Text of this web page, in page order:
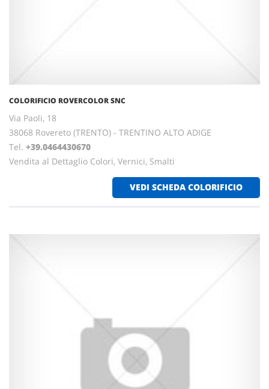
COLORIFICIO ROVERCOLOR SNC
Via Paoli, 18
38068 Rovereto (TRENTO) - TRENTINO ALTO ADIGE
Tel. +39.0464430670
Vendita al Dettaglio Colori, Vernici, Smalti
VEDI SCHEDA COLORIFICIO